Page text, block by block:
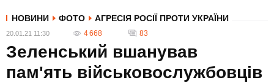
НОВИНИ ФОТО АГРЕСІЯ РОСІЇ ПРОТИ УКРАЇНИ
20.01.21 11:30 4 668 83
Зеленський вшанував
пам'ять військовослужбовців